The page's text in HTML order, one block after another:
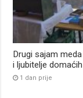
Drugi sajam
i ljubitelje
1 dan prije